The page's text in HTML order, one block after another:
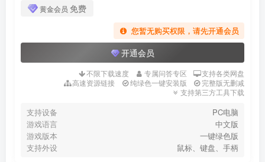
黄金会员 免费
您暂无购买权限，请先开通会员
开通会员
不限下载速度 专属问答专区
支持各类网盘
高速资源链接
纯绿色一键安装版
完整版无删减
支持第三方工具下载
支持设备
PC电脑
游戏语言
中文版
游戏版本
一键绿色版
支持外设
鼠标、键盘、手柄